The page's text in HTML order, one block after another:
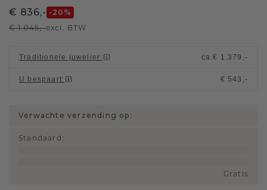
€ 836,- -20 %
€ 1.045,-excl. BTW
Traditionele juwelier: ca.€ 1.379,-
U bespaart: € 543,-
Verwachte verzending op:
Standaard :
Gratis